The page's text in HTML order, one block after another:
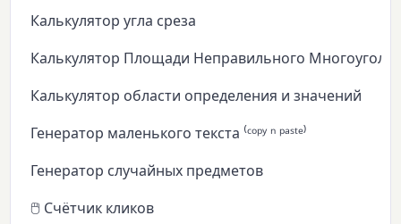
Калькулятор угла среза
Калькулятор Площади Неправильного
Калькулятор области определения и значений
Генератор маленького текста ⁽ᶜᵒᵖʸ ⁿ ᵖᵃˢᵗᵉ⁾
Генератор случайных предметов
🖱️ Счётчик кликов